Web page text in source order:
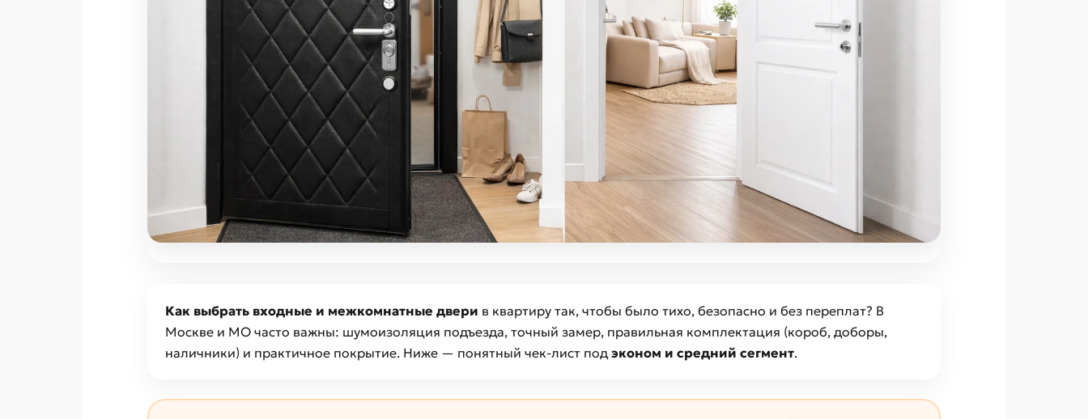
Как выбрать входные и межкомнатные двери в квартиру так, чтобы было тихо, безопасно и без переплат? В
Москве и МО часто важны: шумоизоляция подъезда, точный замер, правильная комплектация (короб, доборы,
наличники) и практичное покрытие. Ниже — понятный чек-лист под эконом и средний сегмент.